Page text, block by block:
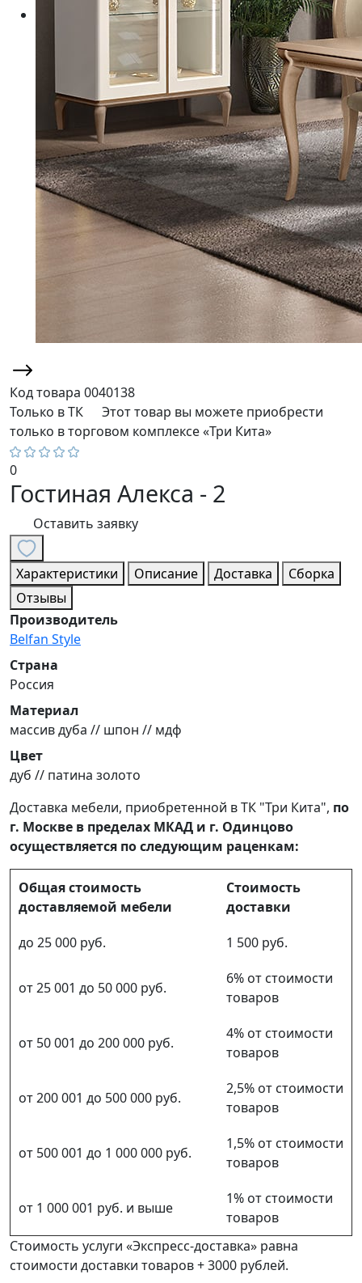
Код товара 0040138
Только в ТК
Этот товар вы можете приобрести
только в торговом комплексе «Три Кита»
0
Гостиная Алекса - 2
Оставить заявку
Характеристики Описание Доставка
Сборка
Отзывы
Производитель
Belfan Style
Страна
Россия
Материал
массив дуба // шпон // мдф
Цвет
дуб // патина золото
Доставка мебели, приобретенной в ТК "Три Кита", по
г. Москве в пределах МКАД и г. Одинцово
осуществляется по следующим раценкам:
Общая стоимость
доставляемой мебели
Стоимость
доставки
до 25 000 руб.
1 500 руб.
от 25 001 до 50 000 руб.
6% от стоимости
товаров
от 50 001 до 200 000 руб.
4% от стоимости
товаров
от 200 001 до 500 000 руб.
2,5% от стоимости
товаров
от 500 001 до 1 000 000 руб.
1,5% от стоимости
товаров
от 1 000 001 руб. и выше
1% от стоимости
товаров
Стоимость услуги «Экспресс-доставка» равна
стоимости доставки товаров + 3000 рублей.